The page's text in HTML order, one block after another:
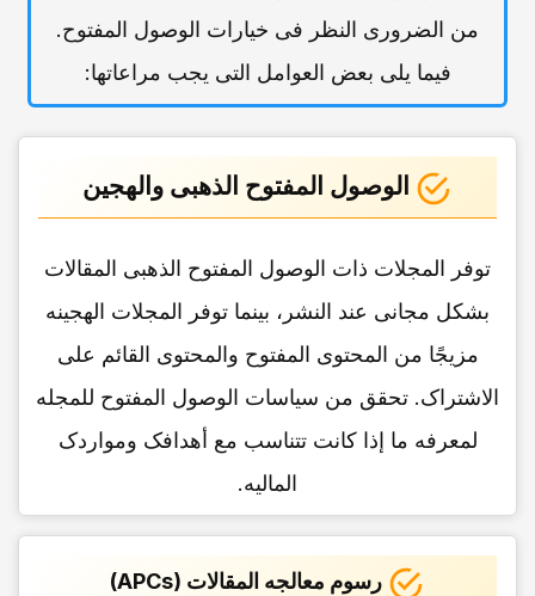
من الضروری النظر فی خیارات الوصول المفتوح.
فیما یلی بعض العوامل التی یجب مراعاتها:
الوصول المفتوح الذهبی والهجین
توفر المجلات ذات الوصول المفتوح الذهبی المقالات
بشکل مجانی عند النشر، بینما توفر المجلات الهجینه
مزیجًا من المحتوى المفتوح والمحتوى القائم على
الاشتراک. تحقق من سیاسات الوصول المفتوح للمجله
لمعرفه ما إذا کانت تتناسب مع أهدافک ومواردک
المالیه.
رسوم معالجه المقالات (APCs)